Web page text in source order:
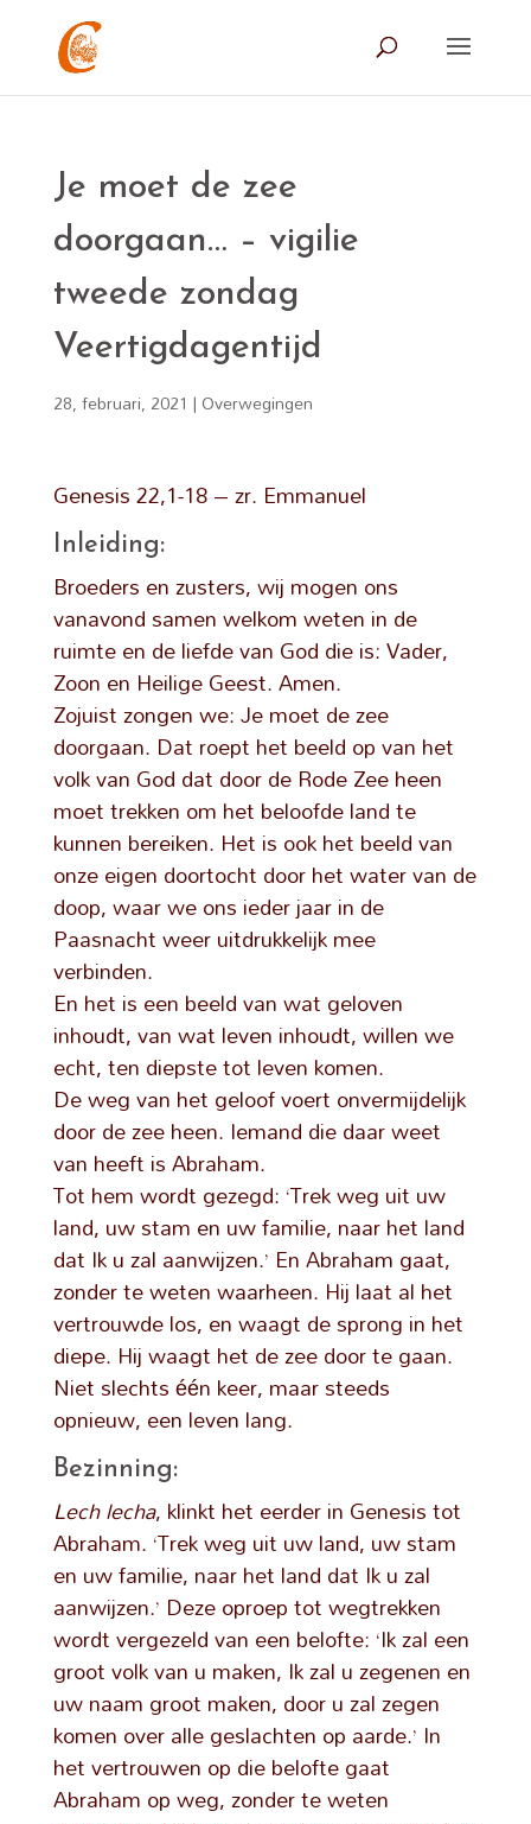
Je moet de zee
doorgaan… – vigilie
tweede zondag
Veertigdagentijd
28, februari, 2021 | Overwegingen
Genesis 22,1-18 – zr. Emmanuel
Inleiding:
Broeders en zusters, wij mogen ons
vanavond samen welkom weten in de
ruimte en de liefde van God die is: Vader,
Zoon en Heilige Geest. Amen.
Zojuist zongen we: Je moet de zee
doorgaan. Dat roept het beeld op van het
volk van God dat door de Rode Zee heen
moet trekken om het beloofde land te
kunnen bereiken. Het is ook het beeld van
onze eigen doortocht door het water van de
doop, waar we ons ieder jaar in de
Paasnacht weer uitdrukkelijk mee
verbinden.
En het is een beeld van wat geloven
inhoudt, van wat leven inhoudt, willen we
echt, ten diepste tot leven komen.
De weg van het geloof voert onvermijdelijk
door de zee heen. Iemand die daar weet
van heeft is Abraham.
Tot hem wordt gezegd: ‘Trek weg uit uw
land, uw stam en uw familie, naar het land
dat Ik u zal aanwijzen.’ En Abraham gaat,
zonder te weten waarheen. Hij laat al het
vertrouwde los, en waagt de sprong in het
diepe. Hij waagt het de zee door te gaan.
Niet slechts één keer, maar steeds
opnieuw, een leven lang.
Bezinning:
Lech lecha, klinkt het eerder in Genesis tot
Abraham. ‘Trek weg uit uw land, uw stam
en uw familie, naar het land dat Ik u zal
aanwijzen.’ Deze oproep tot wegtrekken
wordt vergezeld van een belofte: ‘Ik zal een
groot volk van u maken, Ik zal u zegenen en
uw naam groot maken, door u zal zegen
komen over alle geslachten op aarde.’ In
het vertrouwen op die belofte gaat
Abraham op weg, zonder te weten